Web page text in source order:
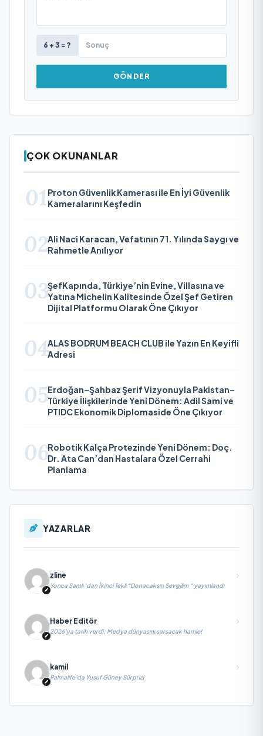
6 + 3 = ?
GÖNDER
ÇOK OKUNANLAR
01 Proton Güvenlik Kamerası ile En İyi Güvenlik
Kameralarını Keşfedin
02Ali Naci Karacan, Vefatının 71. Yılında Saygı ve
Rahmetle Anılıyor
03ŞefKapında, Türkiye’nin Evine, Villasına ve
Yatına Michelin Kalitesinde Özel Şef Getiren
Dijital Platformu Olarak Öne Çıkıyor
04ALAS BODRUM BEACH CLUB ile Yazın En Keyifli
Adresi
05Erdoğan–Şahbaz Şerif Vizyonuyla Pakistan–
Türkiye İlişkilerinde Yeni Dönem: Adil Sami ve
PTIDC Ekonomik Diplomaside Öne Çıkıyor
06Robotik Kalça Protezinde Yeni Dönem: Doç.
Dr. Ata Can’dan Hastalara Özel Cerrahi
Planlama
YAZARLAR
zline
Yonca Samlı ‘dan İkinci Tekli “Donacaksın Sevgilim “ yayımlandı
Haber Editör
2026’ya tarih verdi; Medya dünyasını sarsacak hamle!
kamil
Palmalife’da Yusuf Güney Sürprizi